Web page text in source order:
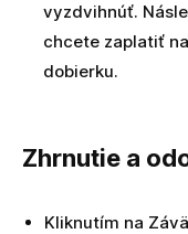
vyzdvihnúť.
chcete zaplatiť
dobierku.
Zhrnutie a
Kliknutím na